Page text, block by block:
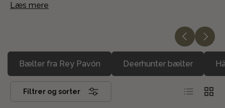
Læs mere
Bælter fra Rey Pavón Deerhunter bælter
Filtrer og sorter Liste Grid